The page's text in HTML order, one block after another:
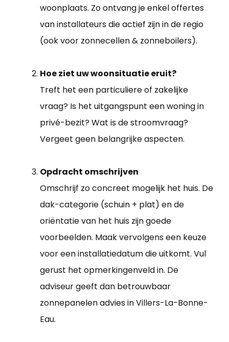
woonplaats. Zo ontvang je enkel offertes
van installateurs die actief zijn in de regio
(ook voor zonnecellen & zonneboilers).
Hoe ziet uw woonsituatie eruit?
Treft het een particuliere of zakelijke
vraag? Is het uitgangspunt een woning in
privé-bezit? Wat is de stroomvraag?
Vergeet geen belangrijke aspecten.
Opdracht omschrijven
Omschrijf zo concreet mogelijk het huis. De
dak-categorie (schuin + plat) en de
oriëntatie van het huis zijn goede
voorbeelden. Maak vervolgens een keuze
voor een installatiedatum die uitkomt. Vul
gerust het opmerkingenveld in. De
adviseur geeft dan betrouwbaar
zonnepanelen advies in Villers-La-Bonne-
Eau.